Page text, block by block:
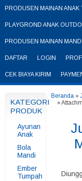
PRODUSEN MAINAN ANAK
PLAYGROND ANAK
PRODUSEN MAINAN
DAFTAR LOGIN
CEK BIAYA KIRIM
KATEGORI
PRODUK
Ayunan
Anak
Bola
Mandi
Ember
Tumpah
Beranda »
»